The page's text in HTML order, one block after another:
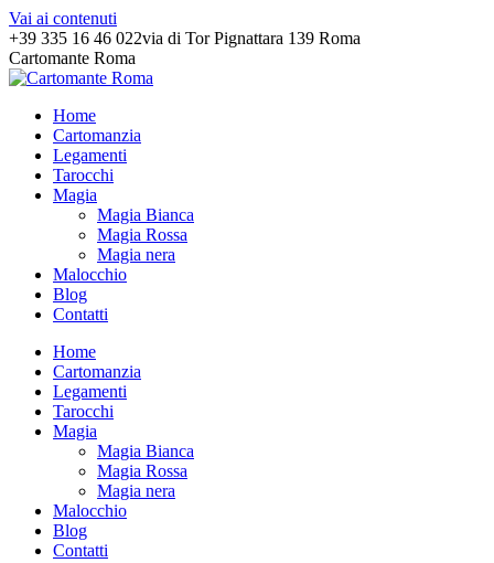
Vai ai contenuti
+39 335 16 46 022via di Tor Pignattara 139 Roma
Cartomante Roma
Home
Cartomanzia
Legamenti
Tarocchi
Magia
Magia Bianca
Magia Rossa
Magia nera
Malocchio
Blog
Contatti
Home
Cartomanzia
Legamenti
Tarocchi
Magia
Magia Bianca
Magia Rossa
Magia nera
Malocchio
Blog
Contatti